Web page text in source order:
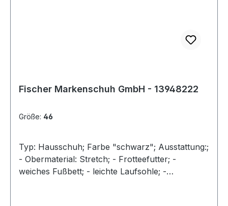
Fischer Markenschuh GmbH - 13948222
Größe: 46
Typ: Hausschuh; Farbe "schwarz"; Ausstattung:;
- Obermaterial: Stretch; - Frotteefutter; -
weiches Fußbett; - leichte Laufsohle; -